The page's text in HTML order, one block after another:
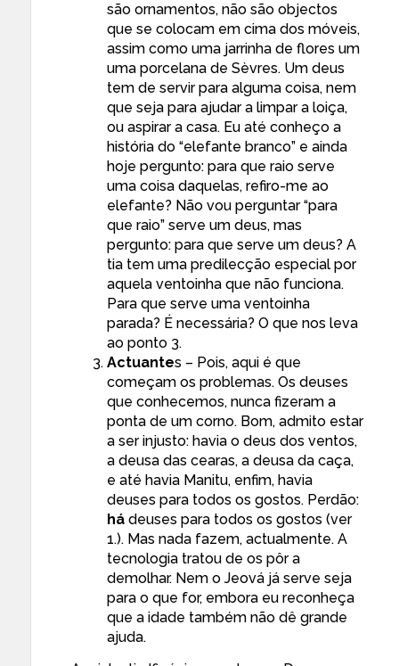
são ornamentos, não são objectos
que se colocam em cima dos móveis,
assim como uma jarrinha de flores um
uma porcelana de Sèvres. Um deus
tem de servir para alguma coisa, nem
que seja para ajudar a limpar a loiça,
ou aspirar a casa. Eu até conheço a
história do “elefante branco” e ainda
hoje pergunto: para que raio serve
uma coisa daquelas, refiro-me ao
elefante? Não vou perguntar “para
que raio” serve um deus, mas
pergunto: para que serve um deus? A
tia tem uma predilecção especial por
aquela ventoinha que não funciona.
Para que serve uma ventoinha
parada? É necessária? O que nos leva
ao ponto 3.
Actuantes – Pois, aqui é que
começam os problemas. Os deuses
que conhecemos, nunca fizeram a
ponta de um corno. Bom, admito estar
a ser injusto: havia o deus dos ventos,
a deusa das cearas, a deusa da caça,
e até havia Manitu, enfim, havia
deuses para todos os gostos. Perdão:
há deuses para todos os gostos (ver
1.). Mas nada fazem, actualmente. A
tecnologia tratou de os pôr a
demolhar. Nem o Jeová já serve seja
para o que for, embora eu reconheça
que a idade também não dê grande
ajuda.